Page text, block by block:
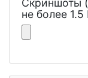
Скриншоты
не более